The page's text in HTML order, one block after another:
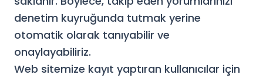
denetim kuyruğunda tutmak yerine
otomatik olarak tanıyabilir ve
onaylayabiliriz.
Web sitemize kayıt yaptıran kullanıcılar için